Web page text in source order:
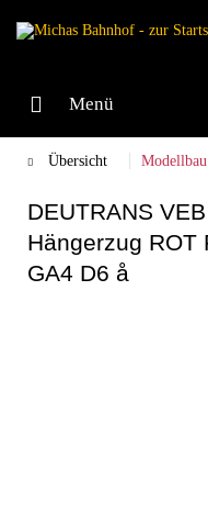
Menü
Übersicht
DEUTRANS
Hängerzug ROT
GA4 D6 å